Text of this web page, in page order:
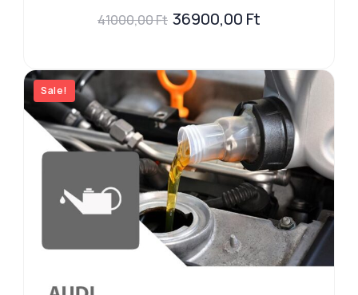
41000,00Ft 36900,00 Ft
Sale!